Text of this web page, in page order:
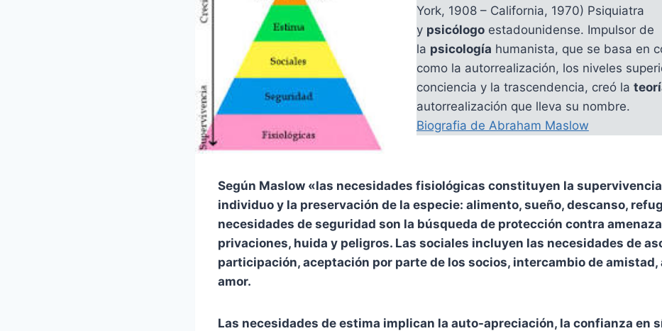
York, 1908 – California, 1970) Psiquiatra
y psicólogoestadounidense. Impulsor de
la psicología humanista, que se basa en
como la autorrealización, los niveles
conciencia y la trascendencia, creó la
autorrealización que lleva su nombre.
Biografia de Abraham Maslow
Según Maslow «las necesidades fisiológicas constituyen la
individuo y la preservación de la especie: alimento, sueño, descanso,
necesidades de seguridad son la búsqueda de protección contra
privaciones, huida y peligros. Las sociales incluyen las necesidades de
participación, aceptación por parte de los socios, intercambio de amistad,
amor.
Las necesidades de estima implican la auto-apreciación, la confianza en